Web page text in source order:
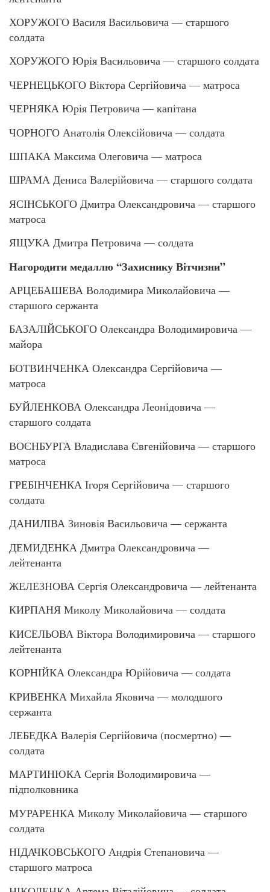
ХОРУЖОГО Василя Васильовича — старшого
солдата
ХОРУЖОГО Юрія Васильовича — старшого солдата
ЧЕРНЕЦЬКОГО Віктора Сергійовича — матроса
ЧЕРНЯКА Юрія Петровича — капітана
ЧОРНОГО Анатолія Олексійовича — солдата
ШПАКА Максима Олеговича — матроса
ШРАМА Дениса Валерійовича — старшого солдата
ЯСІНСЬКОГО Дмитра Олександровича — старшого
матроса
ЯЩУКА Дмитра Петровича — солдата
Нагородити медаллю “Захиснику Вітчизни”
АРЦЕБАШЕВА Володимира Миколайовича —
старшого сержанта
БАЗАЛІЙСЬКОГО Олександра Володимировича —
майора
БОТВИНЧЕНКА Олександра Сергійовича —
матроса
БУЙЛЕНКОВА Олександра Леонідовича —
старшого солдата
ВОЄНБУРГА Владислава Євгенійовича — старшого
матроса
ГРЕБІНЧЕНКА Ігоря Сергійовича — старшого
солдата
ДАНИЛІВА Зиновія Васильовича — сержанта
ДЕМИДЕНКА Дмитра Олександровича —
лейтенанта
ЖЕЛЕЗНОВА Сергія Олександровича — лейтенанта
КИРПАНЯ Миколу Миколайовича — солдата
КИСЕЛЬОВА Віктора Володимировича — старшого
лейтенанта
КОРНІЙКА Олександра Юрійовича — солдата
КРИВЕНКА Михайла Яковича — молодшого
сержанта
ЛЕБЕДКА Валерія Сергійовича (посмертно) —
солдата
МАРТИНЮКА Сергія Володимировича —
підполковника
МУРАРЕНКА Миколу Миколайовича — старшого
солдата
НІДАЧКОВСЬКОГО Андрія Степановича —
старшого матроса